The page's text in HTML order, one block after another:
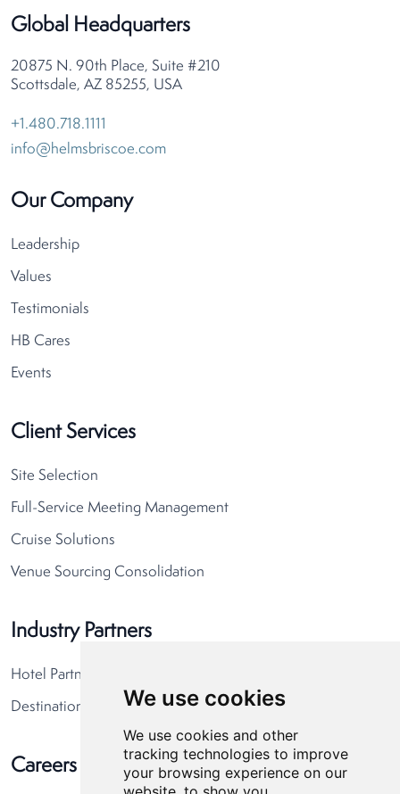
We use cookies
We use cookies and other
tracking technologies to improve
your browsing experience on our
Global Headquarters
20875 N. 90th Place, Suite #210
Scottsdale, AZ 85255, USA
+1.480.718.1111
info@helmsbriscoe.com
Our Company
Leadership
Values
Testimonials
HB Cares
Events
Client Services
Site Selection
Full-Service Meeting Management
Cruise Solutions
Venue Sourcing Consolidation
Industry Partners
Hotel Partners
Destination Partners
Careers